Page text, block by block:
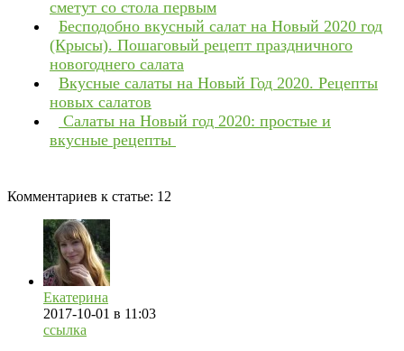
сметут со стола первым
Бесподобно вкусный салат на Новый 2020 год
(Крысы). Пошаговый рецепт праздничного
новогоднего салата
Вкусные салаты на Новый Год 2020. Рецепты
новых салатов
Салаты на Новый год 2020: простые и
вкусные рецепты
Комментариев к статье: 12
Екатерина
2017-10-01 в 11:03
ссылка